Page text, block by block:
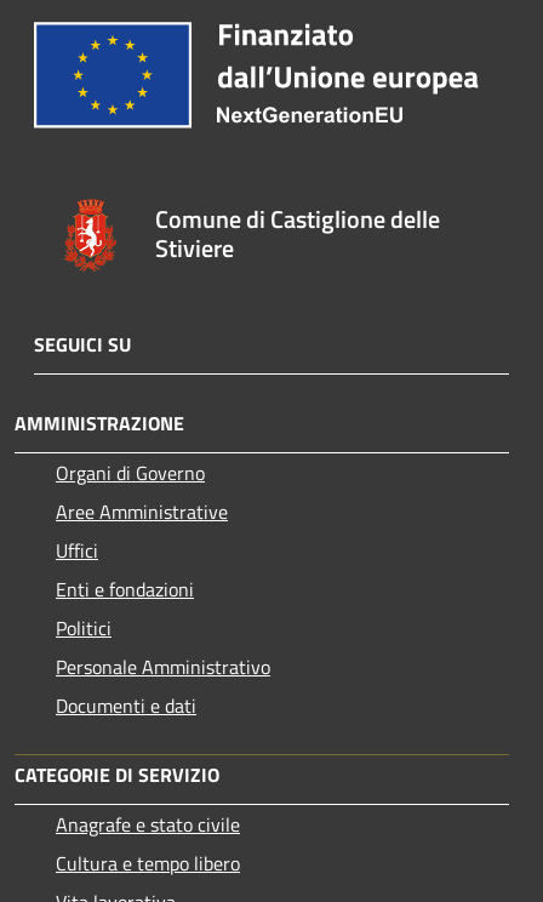
Comune di Castiglione delle
Stiviere
SEGUICI SU
AMMINISTRAZIONE
Organi di Governo
Aree Amministrative
Uffici
Enti e fondazioni
Politici
Personale Amministrativo
Documenti e dati
CATEGORIE DI SERVIZIO
Anagrafe e stato civile
Cultura e tempo libero